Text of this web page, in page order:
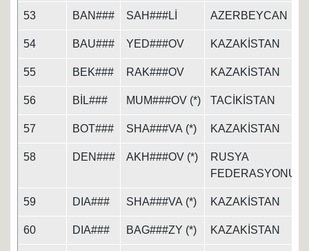
53 BAN### SAH###Lİ AZERBEYCAN
54 BAU### YED###OV KAZAKİSTAN
55 BEK### RAK###OV KAZAKİSTAN
56 BİL### MUM###OV (*) TACİKİSTAN
57 BOT### SHA###VA (*) KAZAKİSTAN
58 DEN### AKH###OV (*)
RUSYA
FEDERASYONU
59 DIA### SHA###VA (*) KAZAKİSTAN
60 DIA### BAG###ZY (*) KAZAKİSTAN